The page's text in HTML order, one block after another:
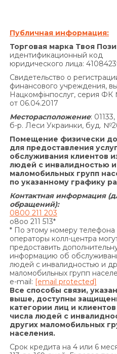
(сто) гривен
годовых на
платежей, подлежащих
нарушение
основании Договора,
половины суммы
не может быть
По договору о
продукту
Согласно п.
«В случае просрочки
денежного
за пользование
выдачу Кредита
предусматривают
Кредита) и/или
дополнительных
условия
Договору
выдачу в Кредит
средств) и/или
определенные
основании
Гражданского кодекса
имеет право
Публичная информация:
Торговая марка Твоя
идентификационный код
юридического лица:
Свидетельство о
финансового учреждения,
Нацкомфінпослуг, серия
от 06.04.2017
Месторасположение:
б-р. Леси Украинки, буд.
Помещение физически
для предоставления
обслуживания клиентов
людей с инвалидностью
маломобильных групп
по указанному графику
Контактная информация
обращений):
0800 211 203
o8oo 211 513*
* По этому номеру телефона
операторы колл-центра
предоставить
информацию об
людей с инвалидностью и
маломобильных групп
e-mail: [email protected]
Все способы связи,
выше, доступны
категории лиц и
числа людей с
других маломобильных
населения.
Срок кредита на 4 или 6